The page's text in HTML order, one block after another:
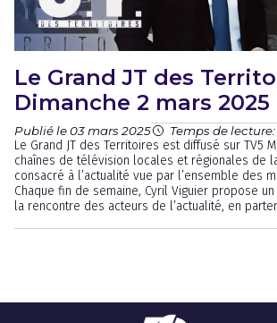
Le Grand JT des
Dimanche 2 mars 2025
Publié le 03 mars 2025 Temps de
Le Grand JT des Territoires est diffusé sur TV5
chaînes de télévision locales et régionales de
consacré à l’actualité vue par l’ensemble des
Chaque fin de semaine, Cyril Viguier propose
la rencontre des acteurs de l’actualité, en